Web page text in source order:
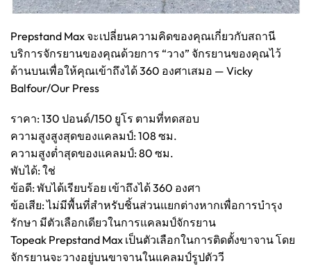
Prepstand Max จะเปลี่ยนความคิดของคุณเกี่ยวกับสถานี
บริการจักรยานของคุณด้วยการ “วาง” จักรยานของคุณไว้
ด้านบนเพื่อให้คุณเข้าถึงได้ 360 องศาเสมอ — Vicky
Balfour/Our Press
ราคา: 130 ปอนด์/150 ยูโร ตามที่ทดสอบ
ความสูงสูงสุดของแคลมป์: 108 ซม.
ความสูงต่ำสุดของแคลมป์: 80 ซม.
พับได้: ใช่
ข้อดี: พับได้เรียบร้อย เข้าถึงได้ 360 องศา
ข้อเสีย: ไม่มีพื้นที่สำหรับชิ้นส่วนแยกต่างหากเพื่อการบำรุง
รักษา มีตัวเลือกเดียวในการแคลมป์จักรยาน
Topeak Prepstand Max เป็นตัวเลือกในการติดตั้งขาจาน โดย
จักรยานจะวางอยู่บนขาจานในแคลมป์รูปตัววี